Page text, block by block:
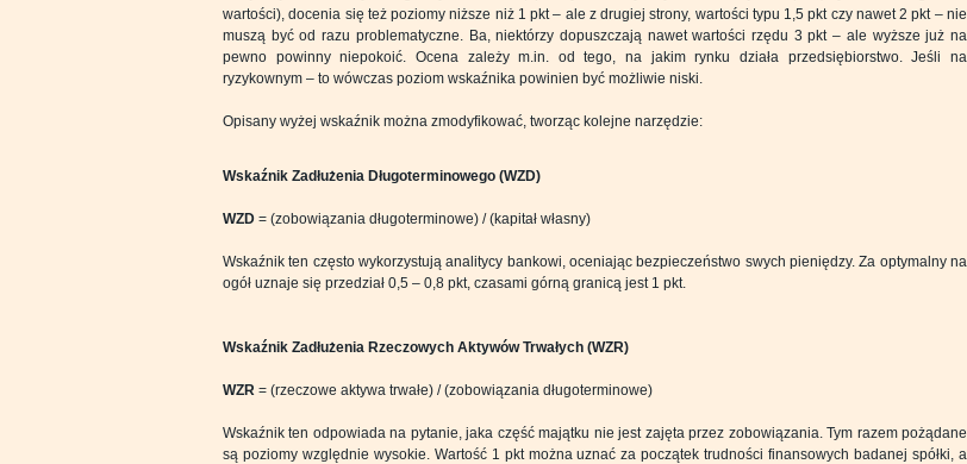
wartości), docenia się też poziomy niższe niż 1 pkt – ale z drugiej strony, wartości typu 1,5 pkt czy nawet 2 pkt – nie
muszą być od razu problematyczne. Ba, niektórzy dopuszczają nawet wartości rzędu 3 pkt – ale wyższe już na
pewno powinny niepokoić. Ocena zależy m.in. od tego, na jakim rynku działa przedsiębiorstwo. Jeśli na
ryzykownym – to wówczas poziom wskaźnika powinien być możliwie niski.
Opisany wyżej wskaźnik można zmodyfikować, tworząc kolejne narzędzie:
Wskaźnik Zadłużenia Długoterminowego (WZD)
WZD = (zobowiązania długoterminowe) / (kapitał własny)
Wskaźnik ten często wykorzystują analitycy bankowi, oceniając bezpieczeństwo swych pieniędzy. Za optymalny na
ogół uznaje się przedział 0,5 – 0,8 pkt, czasami górną granicą jest 1 pkt.
Wskaźnik Zadłużenia Rzeczowych Aktywów Trwałych (WZR)
WZR = (rzeczowe aktywa trwałe) / (zobowiązania długoterminowe)
Wskaźnik ten odpowiada na pytanie, jaka część majątku nie jest zajęta przez zobowiązania. Tym razem pożądane
są poziomy względnie wysokie. Wartość 1 pkt można uznać za początek trudności finansowych badanej spółki, a